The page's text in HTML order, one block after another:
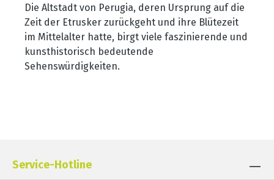
Die Altstadt von Perugia, deren Ursprung auf die
Zeit der Etrusker zurückgeht und ihre Blütezeit
im Mittelalter hatte, birgt viele faszinierende und
kunsthistorisch bedeutende
Sehenswürdigkeiten.
Service-Hotline